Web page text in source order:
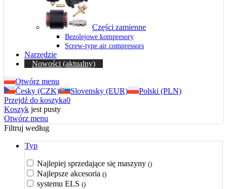
Części zamienne
Bezolejowe kompresory
Screw-type air compressors
Narzędzie
Nowości (aktualny)
Otwórz menu
Česky (CZK)
Slovensky (EUR)
Polski (PLN)
Przejdź do koszyka0
Koszyk jest pusty
Otwórz menu
Filtruj według
Typ
Najlepiej sprzedające się maszyny ()
Najlepsze akcesoria ()
systemu ELS ()